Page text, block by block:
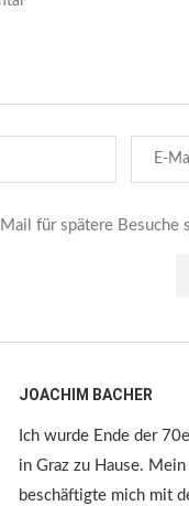
für spätere Besuche
JOACHIM BACHER
Ich wurde Ende der
in Graz zu Hause.
beschäftigte mich mit